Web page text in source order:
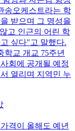
송오케스트라는 학
받으며 그 명성을
고 인근의 어린 학
싶다"고 말했다.
학교 개교 75주년
회에 공개될 예정
열리며 지역민 누
격이 올해도 예년